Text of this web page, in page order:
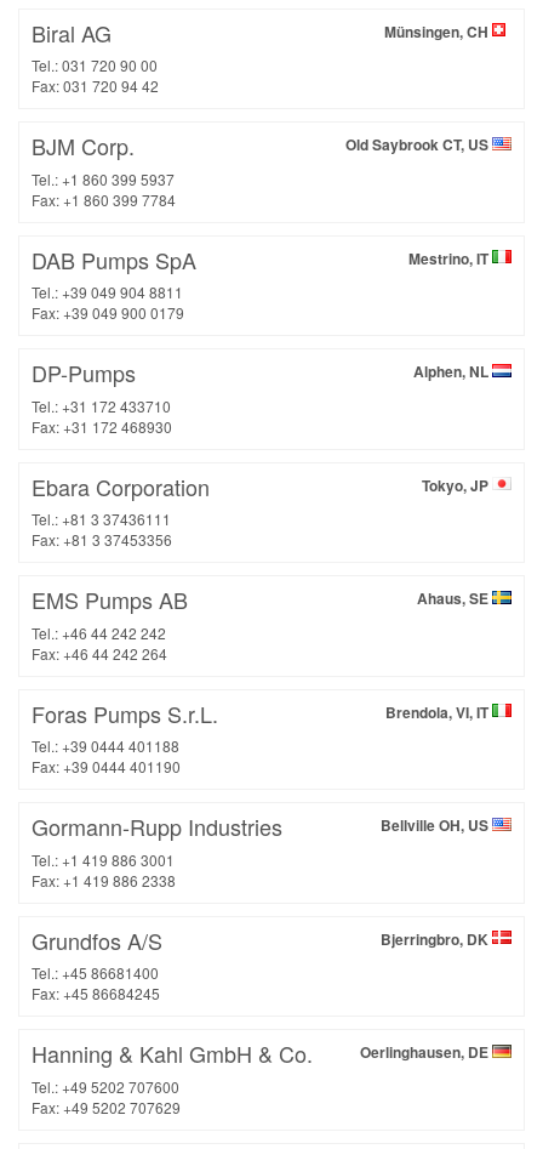
Münsingen, CH
Biral AG
Tel.: 031 720 90 00
Fax: 031 720 94 42
Old Saybrook CT, US
BJM Corp.
Tel.: +1 860 399 5937
Fax: +1 860 399 7784
Mestrino, IT
DAB Pumps SpA
Tel.: +39 049 904 8811
Fax: +39 049 900 0179
Alphen, NL
DP-Pumps
Tel.: +31 172 433710
Fax: +31 172 468930
Tokyo, JP
Ebara Corporation
Tel.: +81 3 37436111
Fax: +81 3 37453356
Ahaus, SE
EMS Pumps AB
Tel.: +46 44 242 242
Fax: +46 44 242 264
Brendola, VI, IT
Foras Pumps S.r.L.
Tel.: +39 0444 401188
Fax: +39 0444 401190
Bellville OH, US
Gormann-Rupp Industries
Tel.: +1 419 886 3001
Fax: +1 419 886 2338
Bjerringbro, DK
Grundfos A/S
Tel.: +45 86681400
Fax: +45 86684245
Oerlinghausen, DE
Hanning & Kahl GmbH & Co.
Tel.: +49 5202 707600
Fax: +49 5202 707629